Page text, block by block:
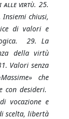
alle virtù. 25.
chiusi,
di valori e
29. La
della virtù
Valori senza
che
con desideri.
vocazione e
scelta, libertà